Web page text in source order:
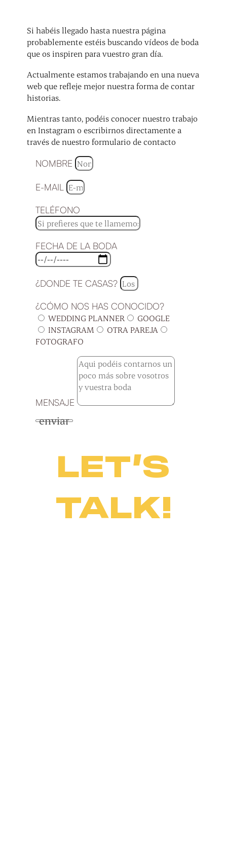
Si habéis llegado hasta nuestra página
probablemente estéis buscando vídeos de boda
que os inspiren para vuestro gran día.
Actualmente estamos trabajando en una nueva
web que refleje mejor nuestra forma de contar
historias.
Mientras tanto, podéis conocer nuestro trabajo
en Instagram o escribirnos directamente a
través de nuestro formulario de contacto
NOMBRE
E-MAIL
TELÉFONO
FECHA DE LA BODA
¿DONDE TE CASAS?
¿CÓMO NOS HAS CONOCIDO?
WEDDING PLANNER
GOOGLE
INSTAGRAM
OTRA PAREJA
FOTOGRAFO
MENSAJE
enviar
LET’S
TALK!